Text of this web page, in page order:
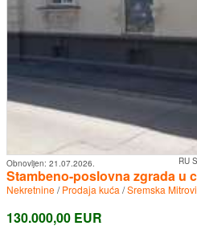
RU
Obnovljen: 21.07.2026.
Stambeno-poslovna zgrada u
Nekretnine/Prodaja kuća /Sremska
130.000,00 EUR